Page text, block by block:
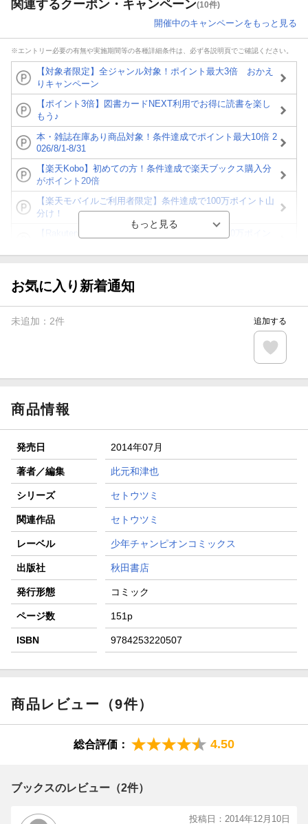
関連するクーポン・キャンペーン(10件)
開催中のキャンペーンをもっと見る
※エントリー必要の有無や実施期間等の各種詳細条件は、必ず各説明頁でご確認ください。
【対象者限定】全ジャンル対象！ポイント最大3倍 おかえ
りキャンペーン
【ポイント3倍】図書カードNEXT利用でお得に読書を楽し
もう♪
本・雑誌在庫あり商品対象！条件達成でポイント最大10倍 2
026/8/1-8/31
【楽天Kobo】初めての方！条件達成で楽天ブックス購入分
がポイント20倍
【楽天モバイルご利用者限定】条件達成で100万ポイント山
分け！
が当たる！
楽天モバイル紹介キャンペーンの拡散で300円OFFクーポン
条件達成で楽天限定・宝塚歌劇 宙組貸切公演ペアチケット
お気に入り新着通知
未追加： 2件 追加する
商品情報
発売日 2014年07月
著者／編集 此元和津也
シリーズ セトウツミ
関連作品 セトウツミ
レーベル 少年チャンピオンコミックス
出版社 秋田書店
発行形態 コミック
ページ数 151p
ISBN 9784253220507
商品レビュー（9件）
総合評価： 4.50
ブックスのレビュー（2件）
投稿日：2014年12月10日